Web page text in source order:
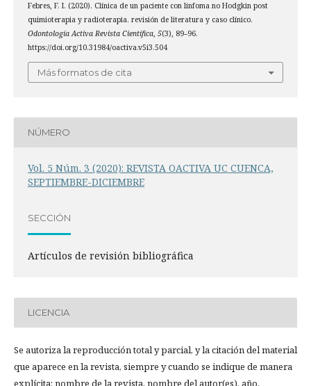
Febres, F. I. (2020). Clínica de un paciente con linfoma no Hodgkin post
quimioterapia y radioterapia. revisión de literatura y caso clínico.
Odontología Activa Revista Científica, 5(3), 89–96.
https://doi.org/10.31984/oactiva.v5i3.504
Más formatos de cita
NÚMERO
Vol. 5 Núm. 3 (2020): REVISTA OACTIVA UC CUENCA,
SEPTIEMBRE-DICIEMBRE
SECCIÓN
Artículos de revisión bibliográfica
LICENCIA
Se autoriza la reproducción total y parcial, y la citación del material
que aparece en la revista, siempre y cuando se indique de manera
explícita: nombre de la revista, nombre del autor(es), año,